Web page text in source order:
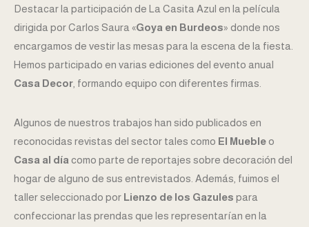
Destacar la participación de La Casita Azul en la película
dirigida por Carlos Saura «Goya en Burdeos» donde nos
encargamos de vestir las mesas para la escena de la fiesta.
Hemos participado en varias ediciones del evento anual
Casa Decor , formando equipo con diferentes firmas.
Algunos de nuestros trabajos han sido publicados en
reconocidas revistas del sector tales como El Mueble o
Casa al día como parte de reportajes sobre decoración del
hogar de alguno de sus entrevistados. Además, fuimos el
taller seleccionado por Lienzo de los Gazules para
confeccionar las prendas que les representarían en la